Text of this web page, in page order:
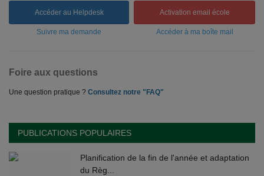
Accéder au Helpdesk Activation email école
Suivre ma demande Accéder à ma boîte mail
Foire aux questions
Une question pratique ? Consultez notre "FAQ"
PUBLICATIONS POPULAIRES
Planification de la fin de l'année et adaptation
du Règ...